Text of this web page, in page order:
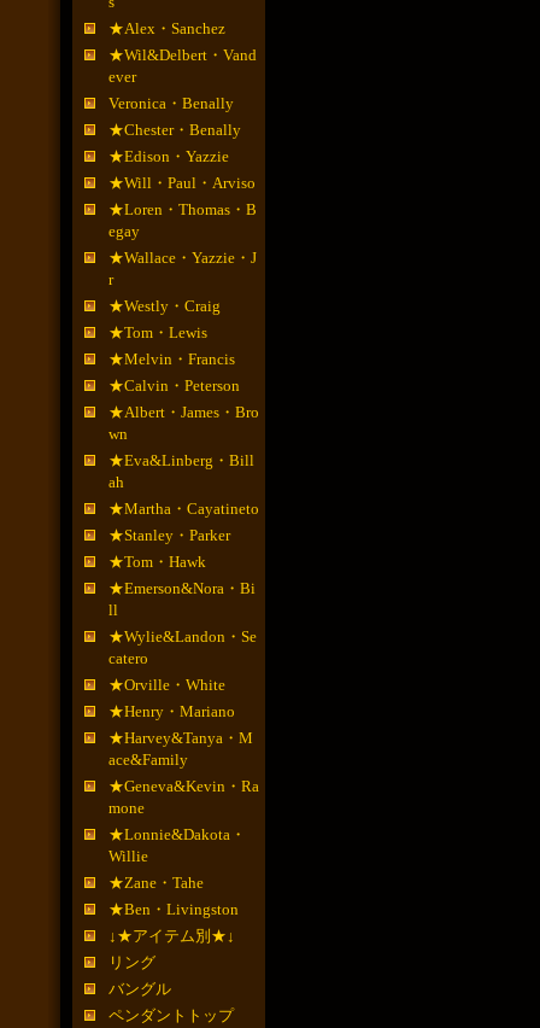
★Alex・Sanchez
★Wil&Delbert・Vand
ever
Veronica・Benally
★Chester・Benally
★Edison・Yazzie
★Will・Paul・Arviso
★Loren・Thomas・B
egay
★Wallace・Yazzie・J
r
★Westly・Craig
★Tom・Lewis
★Melvin・Francis
★Calvin・Peterson
★Albert・James・Bro
wn
★Eva&Linberg・Bill
ah
★Martha・Cayatineto
★Stanley・Parker
★Tom・Hawk
★Emerson&Nora・Bi
ll
★Wylie&Landon・Se
catero
★Orville・White
★Henry・Mariano
★Harvey&Tanya・M
ace&Family
★Geneva&Kevin・Ra
mone
★Lonnie&Dakota・
Willie
★Zane・Tahe
★Ben・Livingston
↓★アイテム別★↓
リング
バングル
ペンダントトップ